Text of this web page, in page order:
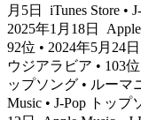
月5日
iTunes Store •
2025年1月18日
92位 • 2024年5月24日
ウジアラビア • 103
ップソング • ルーマ
Music • J-Pop トップ